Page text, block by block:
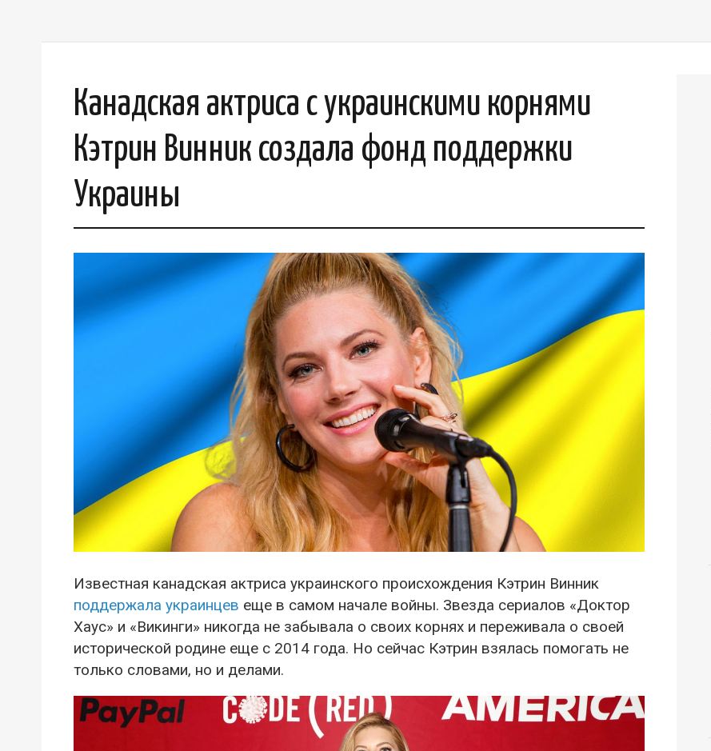
Канадская актриса с украинскими корнями
Кэтрин Винник создала фонд поддержки
Украины
Известная канадская актриса украинского происхождения Кэтрин Винник
поддержала украинцев еще в самом начале войны. Звезда сериалов «Доктор
Хаус» и «Викинги» никогда не забывала о своих корнях и переживала о своей
исторической родине еще с 2014 года. Но сейчас Кэтрин взялась помогать не
только словами, но и делами.